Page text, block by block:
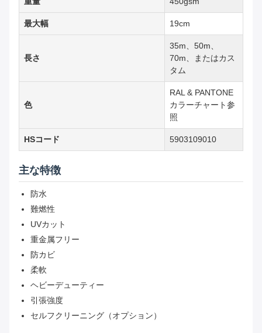
最大幅 19cm
長さ
35m、50m、
70m、またはカス
タム
色
RAL & PANTONE
カラーチャート参
照
HSコード 5903109010
主な特徴
防水
難燃性
UVカット
重金属フリー
防カビ
柔軟
ヘビーデューティー
引張強度
セルフクリーニング（オプション）